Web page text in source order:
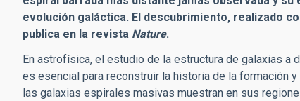
evolución galáctica. El descubrimiento, realizado
publica en la revista Nature.
En astrofísica, el estudio de la estructura de galaxias
es esencial para reconstruir la historia de la formación
las galaxias espirales masivas muestran en sus